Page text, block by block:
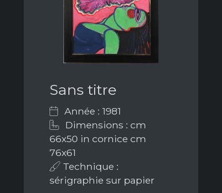
Sans titre
Année : 1981
Dimensions : cm
66x50 in cornice cm
76x61
Technique :
sérigraphie sur papier